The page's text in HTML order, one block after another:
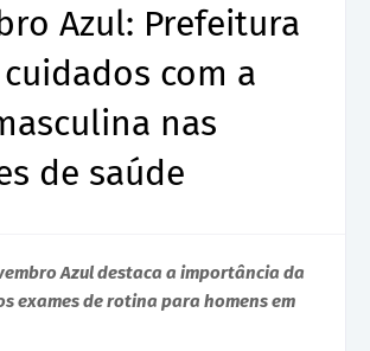
Azul: Prefeitura
com a
nas
de saúde
Azul destaca a importância da
exames de rotina para homens em